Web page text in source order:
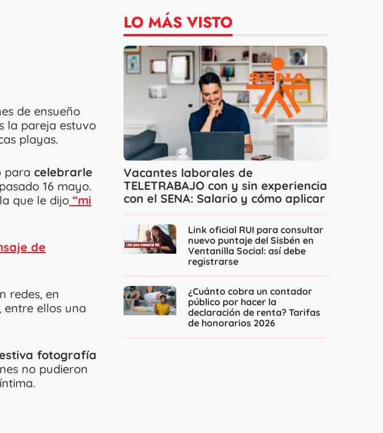
de ensueño
la pareja estuvo
playas.
para celebrarle
16 mayo.
que le dijo “mi
de
redes, en
ellos una
fotografía
no pudieron
LO MÁS VISTO
Vacantes laborales de
TELETRABAJO con y sin experiencia
con el SENA: Salario y cómo aplicar
Link oficial RUI para consultar
nuevo puntaje del Sisbén en
Ventanilla Social: así debe
registrarse
¿Cuánto cobra un contador
público por hacer la
declaración de renta? Tarifas
de honorarios 2026